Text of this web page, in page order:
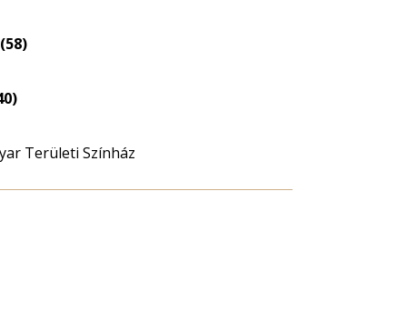
Területi Színház